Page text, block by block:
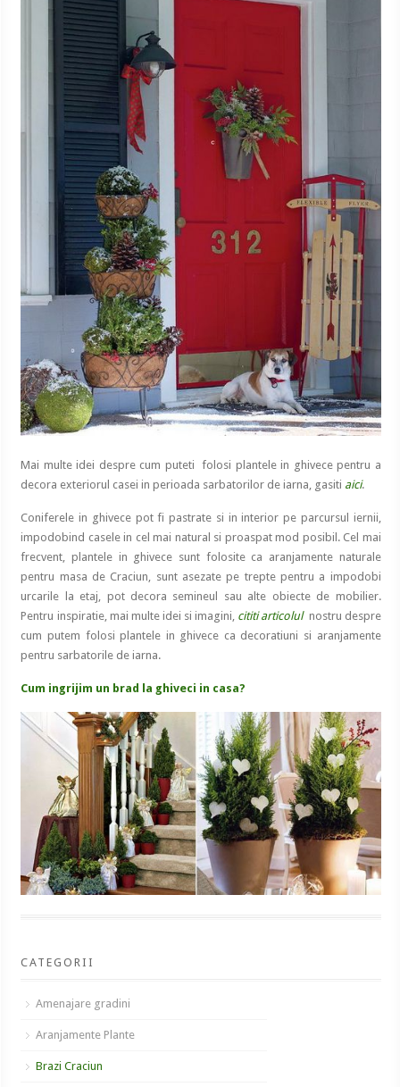
Mai multe idei despre cum puteti folosi plantele in ghivece pentru a
decora exteriorul casei in perioada sarbatorilor de iarna, gasiti aici.
Coniferele in ghivece pot fi pastrate si in interior pe parcursul iernii,
impodobind casele in cel mai natural si proaspat mod posibil. Cel mai
frecvent, plantele in ghivece sunt folosite ca aranjamente naturale
pentru masa de Craciun, sunt asezate pe trepte pentru a impodobi
urcarile la etaj, pot decora semineul sau alte obiecte de mobilier.
Pentru inspiratie, mai multe idei si imagini, cititi articolul nostru despre
cum putem folosi plantele in ghivece ca decoratiuni si aranjamente
pentru sarbatorile de iarna.
Cum ingrijim un brad la ghiveci in casa?
CATEGORII
Amenajare gradini
Aranjamente Plante
Brazi Craciun